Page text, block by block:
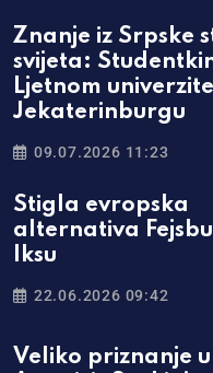
Znanje iz Srpske
svijeta:
Ljetnom
Jekaterinburgu
09.07.2026 11:23
Stigla evropska
alternativa
Iksu
22.06.2026 09:42
Veliko priznanje u